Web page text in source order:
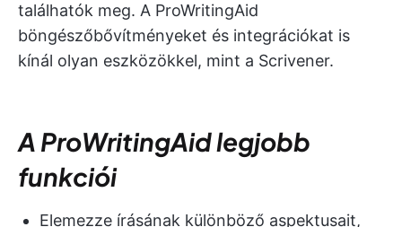
találhatók meg. A ProWritingAid
böngészőbővítményeket és integrációkat is
kínál olyan eszközökkel, mint a Scrivener.
A ProWritingAid legjobb
funkciói
Elemezze írásának különböző aspektusait,